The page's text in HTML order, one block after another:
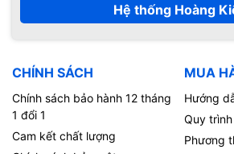
Hệ thống Hoàng
CHÍNH SÁCH
Chính sách bảo hành 12 tháng
1 đổi 1
Cam kết chất lượng
MUA
Hướng
Quy
Phương